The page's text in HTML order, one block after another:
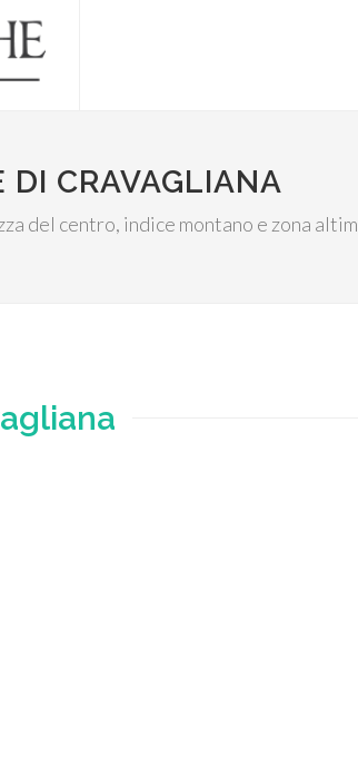
CRAVAGLIANA
del centro, indice montano e zona